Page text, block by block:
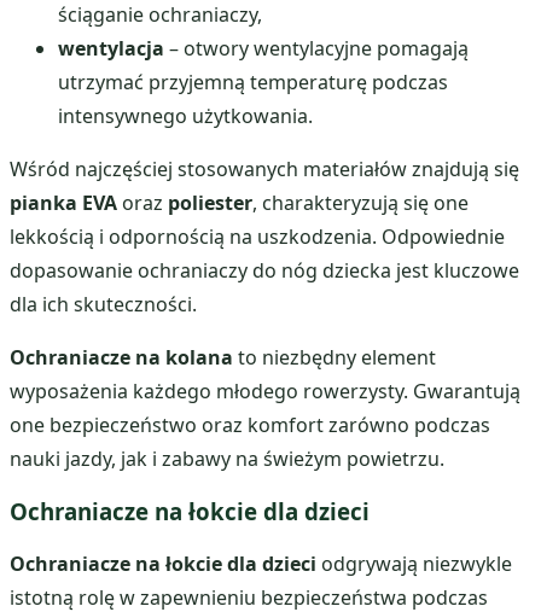
ściąganie ochraniaczy,
wentylacja – otwory wentylacyjne pomagają
utrzymać przyjemną temperaturę podczas
intensywnego użytkowania.
Wśród najczęściej stosowanych materiałów znajdują się
pianka EVA oraz poliester, charakteryzują się one
lekkością i odpornością na uszkodzenia. Odpowiednie
dopasowanie ochraniaczy do nóg dziecka jest kluczowe
dla ich skuteczności.
Ochraniacze na kolana to niezbędny element
wyposażenia każdego młodego rowerzysty. Gwarantują
one bezpieczeństwo oraz komfort zarówno podczas
nauki jazdy, jak i zabawy na świeżym powietrzu.
Ochraniacze na łokcie dla dzieci
Ochraniacze na łokcie dla dzieci odgrywają niezwykle
istotną rolę w zapewnieniu bezpieczeństwa podczas